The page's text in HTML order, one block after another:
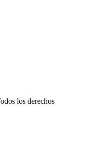
los derechos